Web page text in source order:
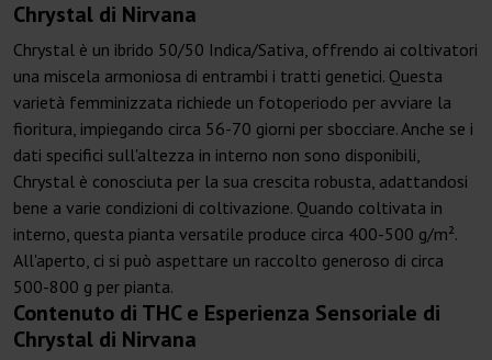
Chrystal di Nirvana
Chrystal è un ibrido 50/50 Indica/Sativa, offrendo ai coltivatori
una miscela armoniosa di entrambi i tratti genetici. Questa
varietà femminizzata richiede un fotoperiodo per avviare la
fioritura, impiegando circa 56-70 giorni per sbocciare. Anche se i
dati specifici sull'altezza in interno non sono disponibili,
Chrystal è conosciuta per la sua crescita robusta, adattandosi
bene a varie condizioni di coltivazione. Quando coltivata in
interno, questa pianta versatile produce circa 400-500 g/m².
All'aperto, ci si può aspettare un raccolto generoso di circa
500-800 g per pianta.
Contenuto di THC e Esperienza Sensoriale di
Chrystal di Nirvana